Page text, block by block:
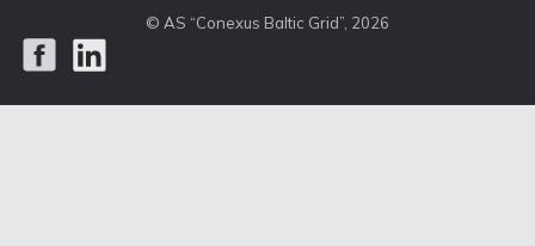
© AS “Conexus Baltic Grid”, 2026